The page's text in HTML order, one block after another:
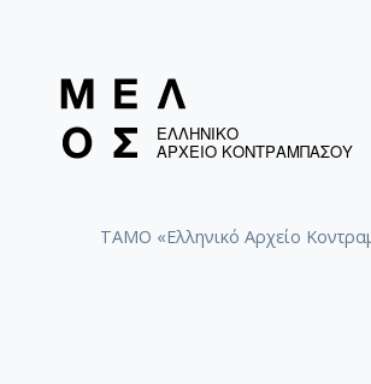
ΤΑΜΟ «Ελληνικό Αρχείο